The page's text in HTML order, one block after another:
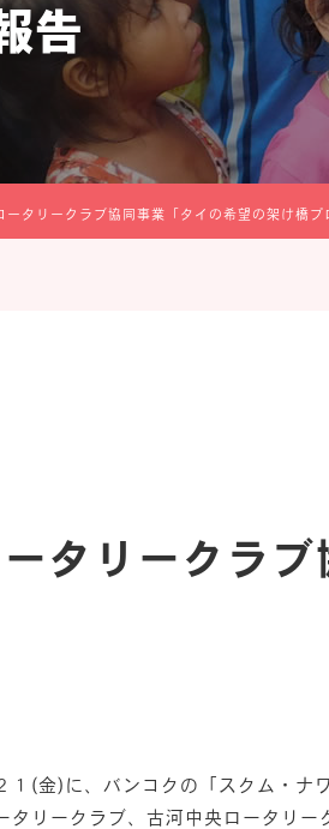
告
ータリークラブ協同事業「タイの希望の架け橋プ
ータリークラ
１(金)に、バンコクの「 スクム・ナ
タリークラブ、古河中央ロータリ